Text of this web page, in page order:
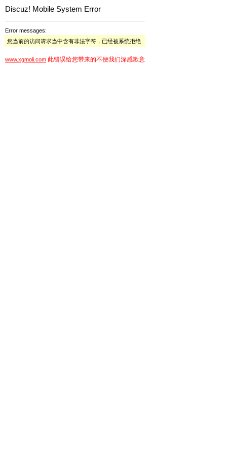
Discuz! Mobile System Error
Error messages:
您当前的访问请求当中含有非法字符，已经被系统拒绝
www.xgmoli.com 此错误给您带来的不便我们深感歉意